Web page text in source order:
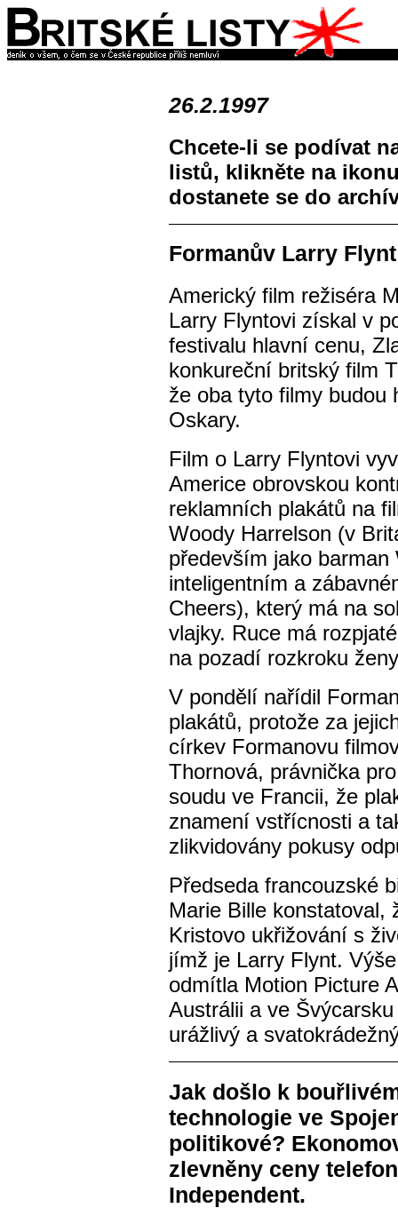
26.2.1997
Chcete-li se podívat
listů, klikněte na
dostanete se do
Formanův Larry
Americký film režiséra
Larry Flyntovi získal v
festivalu hlavní cenu,
konkureční britský film
že oba tyto filmy budou
Oskary.
Film o Larry Flyntovi
Americe obrovskou
reklamních plakátů na
Woody Harrelson (v
především jako
inteligentním a
Cheers), který má na
vlajky. Ruce má
na pozadí rozkroku
V pondělí nařídil
plakátů, protože za
církev Formanovu
Thornová, právnička
soudu ve Francii, že
znamení vstřícnosti a
zlikvidovány pokusy
Předseda francouzské
Marie Bille konstatoval,
Kristovo ukřižování s
jímž je Larry Flynt.
odmítla Motion Picture
Austrálii a ve
urážlivý a
Jak došlo k
technologie ve
politikové?
zlevněny ceny
Independent.